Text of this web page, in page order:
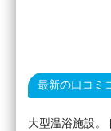
最新の口コミ
大型温浴施設。